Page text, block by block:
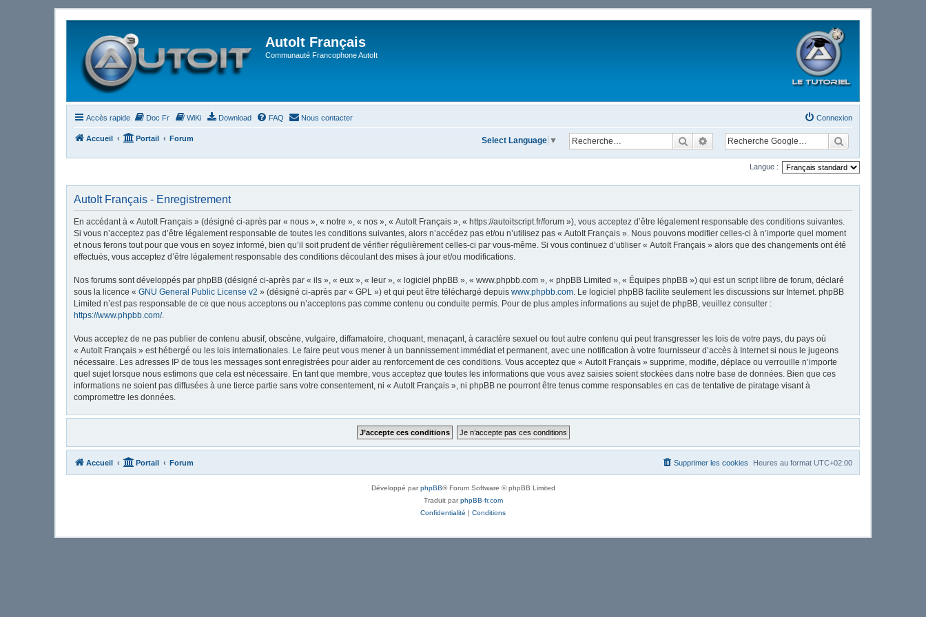
AutoIt Français
Communauté Francophone AutoIt
Accès rapide Doc Fr WiKi Download FAQ Nous contacter Connexion
Accueil Portail Forum RechercherRecherche avancée
Select Language ▼
Langue :
AutoIt Français - Enregistrement
En accédant à « AutoIt Français » (désigné ci-après par « nous », « notre », « nos », « AutoIt Français », « https://autoitscript.fr/forum »), vous acceptez d’être légalement responsable des conditions suivantes.
Si vous n’acceptez pas d’être légalement responsable de toutes les conditions suivantes, alors n’accédez pas et/ou n’utilisez pas « AutoIt Français ». Nous pouvons modifier celles-ci à n’importe quel moment
et nous ferons tout pour que vous en soyez informé, bien qu’il soit prudent de vérifier régulièrement celles-ci par vous-même. Si vous continuez d’utiliser « AutoIt Français » alors que des changements ont été
effectués, vous acceptez d’être légalement responsable des conditions découlant des mises à jour et/ou modifications.
Nos forums sont développés par phpBB (désigné ci-après par « ils », « eux », « leur », « logiciel phpBB », « www.phpbb.com », « phpBB Limited », « Équipes phpBB ») qui est un script libre de forum, déclaré
sous la licence « GNU General Public License v2 » (désigné ci-après par « GPL ») et qui peut être téléchargé depuis www.phpbb.com . Le logiciel phpBB facilite seulement les discussions sur Internet. phpBB
Limited n’est pas responsable de ce que nous acceptons ou n’acceptons pas comme contenu ou conduite permis. Pour de plus amples informations au sujet de phpBB, veuillez consulter :
https://www.phpbb.com/.
Vous acceptez de ne pas publier de contenu abusif, obscène, vulgaire, diffamatoire, choquant, menaçant, à caractère sexuel ou tout autre contenu qui peut transgresser les lois de votre pays, du pays où
« AutoIt Français » est hébergé ou les lois internationales. Le faire peut vous mener à un bannissement immédiat et permanent, avec une notification à votre fournisseur d’accès à Internet si nous le jugeons
nécessaire. Les adresses IP de tous les messages sont enregistrées pour aider au renforcement de ces conditions. Vous acceptez que « AutoIt Français » supprime, modifie, déplace ou verrouille n’importe
quel sujet lorsque nous estimons que cela est nécessaire. En tant que membre, vous acceptez que toutes les informations que vous avez saisies soient stockées dans notre base de données. Bien que ces
informations ne soient pas diffusées à une tierce partie sans votre consentement, ni « AutoIt Français », ni phpBB ne pourront être tenus comme responsables en cas de tentative de piratage visant à
compromettre les données.
Accueil Portail Forum Heures au format UTC+02:00
Supprimer les cookies
Développé parphpBB® Forum Software © phpBB Limited
Traduit parphpBB-fr.com
Confidentialité | Conditions